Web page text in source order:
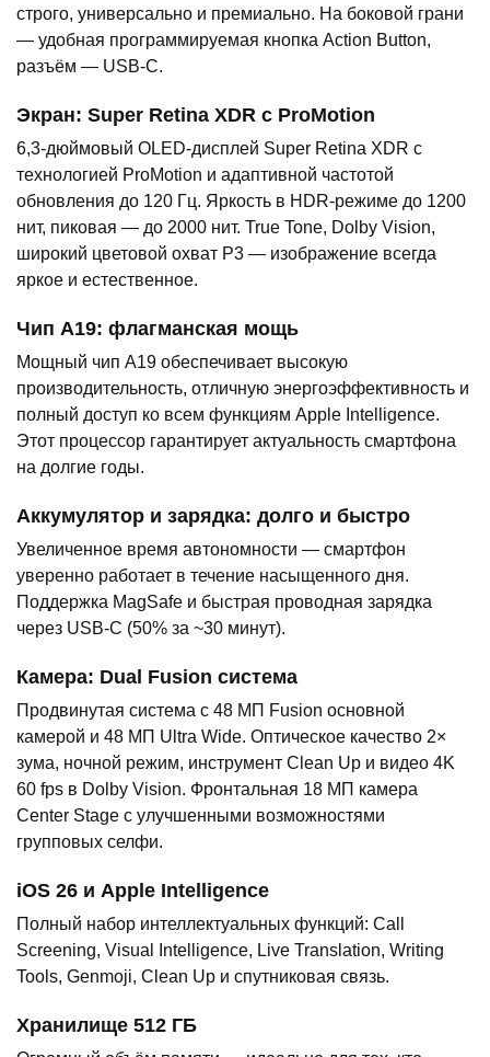
строго, универсально и премиально. На боковой грани
— удобная программируемая кнопка Action Button,
разъём — USB-C.
Экран: Super Retina XDR с ProMotion
6,3-дюймовый OLED-дисплей Super Retina XDR с
технологией ProMotion и адаптивной частотой
обновления до 120 Гц. Яркость в HDR-режиме до 1200
нит, пиковая — до 2000 нит. True Tone, Dolby Vision,
широкий цветовой охват P3 — изображение всегда
яркое и естественное.
Чип A19: флагманская мощь
Мощный чип A19 обеспечивает высокую
производительность, отличную энергоэффективность и
полный доступ ко всем функциям Apple Intelligence.
Этот процессор гарантирует актуальность смартфона
на долгие годы.
Аккумулятор и зарядка: долго и быстро
Увеличенное время автономности — смартфон
уверенно работает в течение насыщенного дня.
Поддержка MagSafe и быстрая проводная зарядка
через USB-C (50% за ~30 минут).
Камера: Dual Fusion система
Продвинутая система с 48 МП Fusion основной
камерой и 48 МП Ultra Wide. Оптическое качество 2×
зума, ночной режим, инструмент Clean Up и видео 4K
60 fps в Dolby Vision. Фронтальная 18 МП камера
Center Stage с улучшенными возможностями
групповых селфи.
iOS 26 и Apple Intelligence
Полный набор интеллектуальных функций: Call
Screening, Visual Intelligence, Live Translation, Writing
Tools, Genmoji, Clean Up и спутниковая связь.
Хранилище 512 ГБ